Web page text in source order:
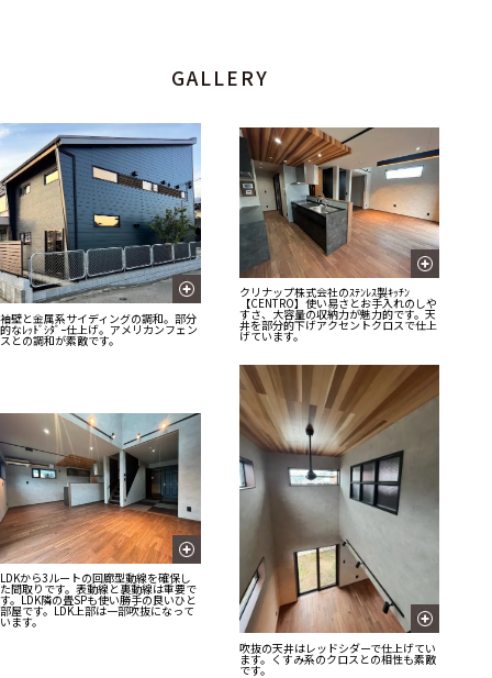
GALLERY
袖壁と金属系サイディングの調和。部分
的なﾚｯﾄﾞｼﾀﾞｰ仕上げ。アメリカンフェン
スとの調和が素敵です。
クリナップ株式会社のｽﾃﾝﾚｽ製ｷｯﾁﾝ
【CENTRO】使い易さとお手入れのしや
すさ、大容量の収納力が魅力的です。天
井を部分的下げアクセントクロスで仕上
げています。
LDKから3ルートの回廊型動線を確保し
た間取りです。表動線と裏動線は重要で
す。LDK隣の畳SPも使い勝手の良いひと
部屋です。LDK上部は一部吹抜になって
います。
吹抜の天井はレッドシダーで仕上げてい
ます。くすみ系のクロスとの相性も素敵
です。